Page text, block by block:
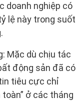
doanh nghiệp có
lệ này trong suốt
Mặc dù chịu tác
động sản đã có
tiêu cực chỉ
ở các tháng